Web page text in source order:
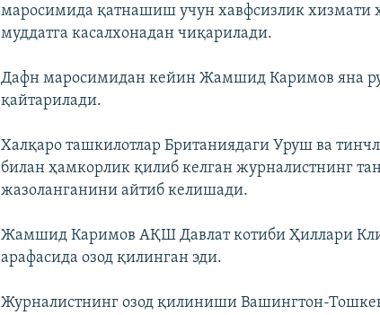
маросимида қатнашиш учун хавфсизлик хизмати
муддатга касалхонадан чиқарилади.
Дафн маросимидан кейин Жамшид Каримов яна
қайтарилади.
Халқаро ташкилотлар Британиядаги Уруш ва
билан ҳамкорлик қилиб келган журналистнинг
жазоланганини айтиб келишади.
Жамшид Каримов АҚШ Давлат котиби Ҳиллари
арафасида озод қилинган эди.
Журналистнинг озод қилиниши Вашингтон-